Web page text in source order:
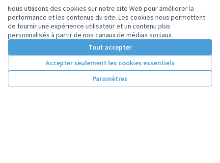
Nous utilisons des cookies sur notre site Web pour améliorer la
performance et les contenus du site. Les cookies nous permettent
de fournir une expérience utilisateur et un contenu plus
personnalisés à partir de nos canaux de médias sociaux.
Tout accepter
Accepter seulement les cookies essentiels
Paramètres